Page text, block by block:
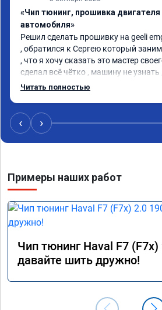
«Чип тюнинг, прошивка двигателя
автомобиля»
Решил сделать прошивку на geeli
, обратился к Сергею который
, что я хочу сказать это мастер
сделал всё чётко , машину не узнать ,
рекомендую мастера
Читать полностью
‹ ›
Примеры наших работ
Чип тюнинг Haval F7 (F7x)
давайте шить дружно!